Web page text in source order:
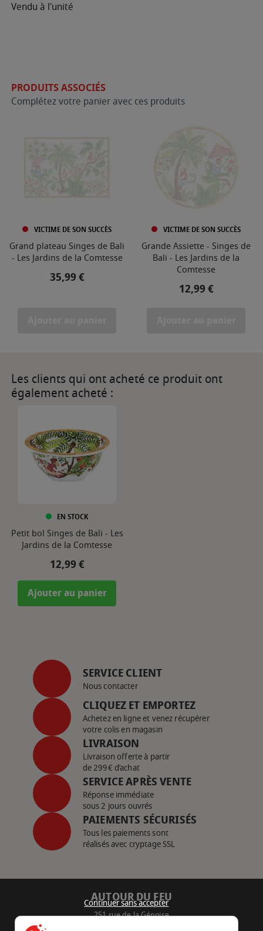
Vendu à l'unité
PRODUITS ASSOCIÉS
Complétez votre panier avec ces produits
VICTIME DE SON SUCCÈS
Grand plateau Singes de Bali
- Les Jardins de la Comtesse
Prix
35,99 €
VICTIME DE SON SUCCÈS
Grande Assiette - Singes de
Bali - Les Jardins de la
Comtesse
Prix
12,99 €
Les clients qui ont acheté ce produit ont
également acheté :
EN STOCK
Petit bol Singes de Bali - Les
Jardins de la Comtesse
Prix
12,99 €
Ajouter au panier
SERVICE CLIENT
Nous contacter
CLIQUEZ ET EMPORTEZ
Achetez en ligne et venez récupérer
votre colis en magasin
LIVRAISON
Livraison offerte à partir
de 299€ d’achat
SERVICE APRÈS VENTE
Réponse immédiate
sous 2 jours ouvrés
PAIEMENTS SÉCURISÉS
Tous les paiements sont
réalisés avec cryptage SSL
AUTOUR DU FEU
251 rue de la Génoise
Continuer sans accepter